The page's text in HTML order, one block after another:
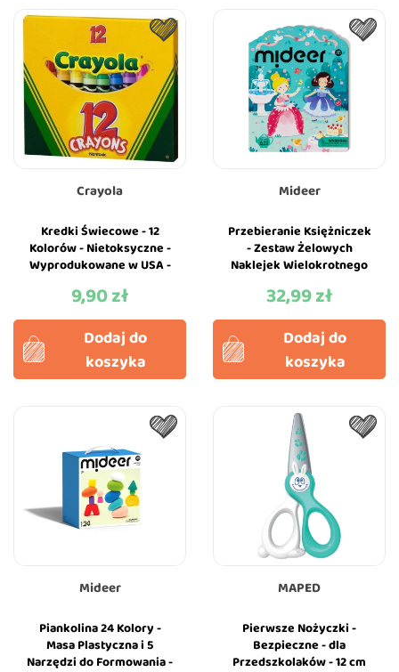
Crayola
Kredki Świecowe - 12
Kolorów - Nietoksyczne -
Wyprodukowane w USA -
Cena
9,90 zł
Dodaj do
koszyka
Mideer
Przebieranie Księżniczek
- Zestaw Żelowych
Naklejek Wielokrotnego
Cena
32,99 zł
Dodaj do
koszyka
Mideer
Piankolina 24 Kolory -
Masa Plastyczna i 5
Narzędzi do Formowania -
MAPED
Pierwsze Nożyczki -
Bezpieczne - dla
Przedszkolaków - 12 cm